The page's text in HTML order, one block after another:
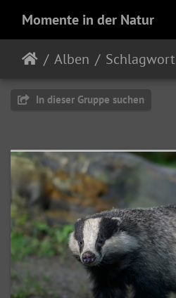
Momente in der Natur
Alben Schlagwort
In dieser Gruppe suchen